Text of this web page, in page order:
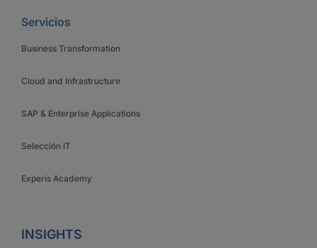
Servicios
Business Transformation
Cloud and Infrastructure
SAP & Enterprise Applications
Selección IT
Experis Academy
INSIGHTS